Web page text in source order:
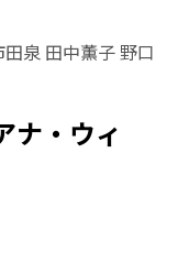
泉 田中薫子 野口
ナ・ウィ